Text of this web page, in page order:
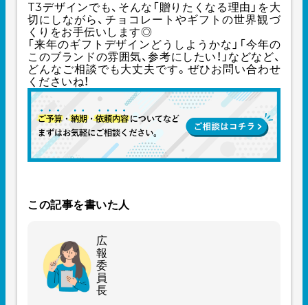
T3デザインでも、そんな「贈りたくなる理由」を大
切にしながら、チョコレートやギフトの世界観づ
くりをお手伝いします◎
「来年のギフトデザインどうしようかな」「今年の
このブランドの雰囲気、参考にしたい！」などなど、
どんなご相談でも大丈夫です。ぜひお問い合わせ
くださいね！
この記事を書いた人
広
報
委
員
長